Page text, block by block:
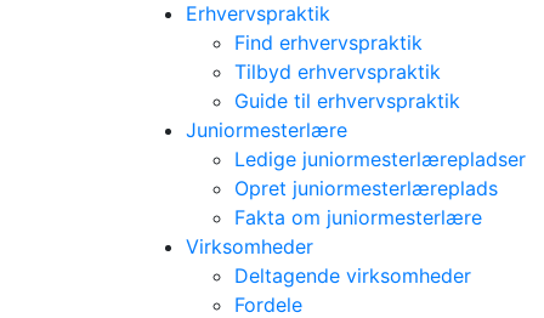
Erhvervspraktik
Find erhvervspraktik
Tilbyd erhvervspraktik
Guide til erhvervspraktik
Juniormesterlære
Ledige juniormesterlærepladser
Opret juniormesterlæreplads
Fakta om juniormesterlære
Virksomheder
Deltagende virksomheder
Fordele